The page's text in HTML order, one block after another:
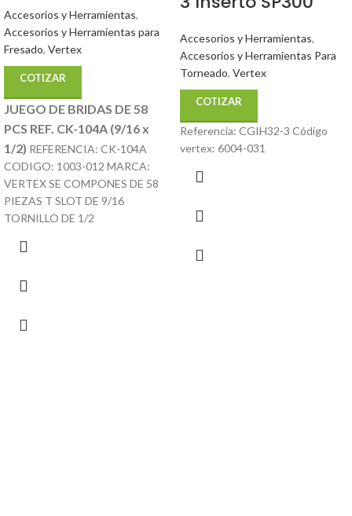
Accesorios y Herramientas,
Accesorios y Herramientas para
Fresado, Vertex
COTIZAR
JUEGO DE BRIDAS DE 58
PCS REF. CK-104A (9/16 x
1/2) REFERENCIA: CK-104A
CODIGO: 1003-012 MARCA:
VERTEX SE COMPONES DE 58
PIEZAS T SLOT DE 9/16
TORNILLO DE 1/2
Accesorios y Herramientas,
Accesorios y Herramientas Para
Torneado, Vertex
COTIZAR
Referencia: CGIH32-3 Código
vertex: 6004-031